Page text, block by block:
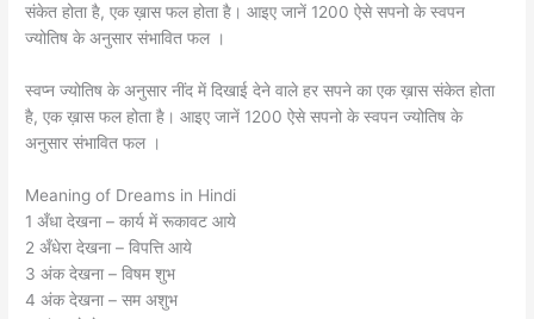
संकेत होता है, एक ख़ास फल होता है। आइए जानें 1200 ऐसे सपनो के स्वपन
ज्योतिष के अनुसार संभावित फल ।
स्वप्न ज्योतिष के अनुसार नींद में दिखाई देने वाले हर सपने का एक ख़ास संकेत होता
है, एक ख़ास फल होता है। आइए जानें 1200 ऐसे सपनो के स्वपन ज्योतिष के
अनुसार संभावित फल ।
Meaning of Dreams in Hindi
1 अँधा देखना – कार्य में रूकावट आये
2 अँधेरा देखना – विपत्ति आये
3 अंक देखना – विषम शुभ
4 अंक देखना – सम अशुभ